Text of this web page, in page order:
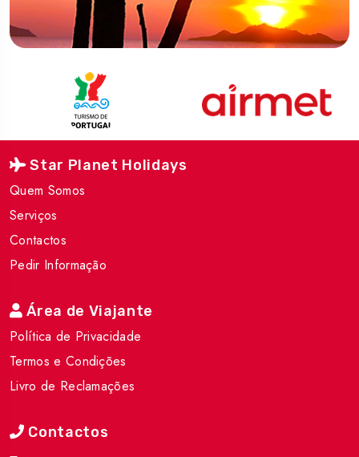
Star Planet Holidays
Quem Somos
Serviços
Contactos
Pedir Informação
Área de Viajante
Política de Privacidade
Termos e Condições
Livro de Reclamações
Contactos